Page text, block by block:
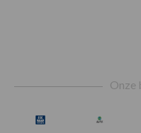
Onze